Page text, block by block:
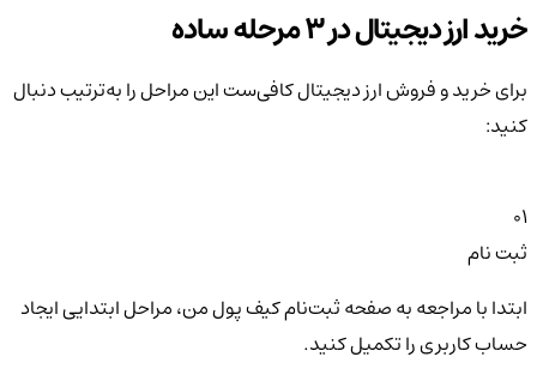
خرید ارز دیجیتال در 3 مرحله ساده
برای خرید و فروش ارز دیجیتال کافی‌ست این مراحل را به‌ترتیب دنبال
کنید:
01
ثبت نام
ابتدا با مراجعه به صفحه ثبت‌نام کیف‌ پول من، مراحل ابتدایی ایجاد
حساب کاربری را تکمیل کنید.